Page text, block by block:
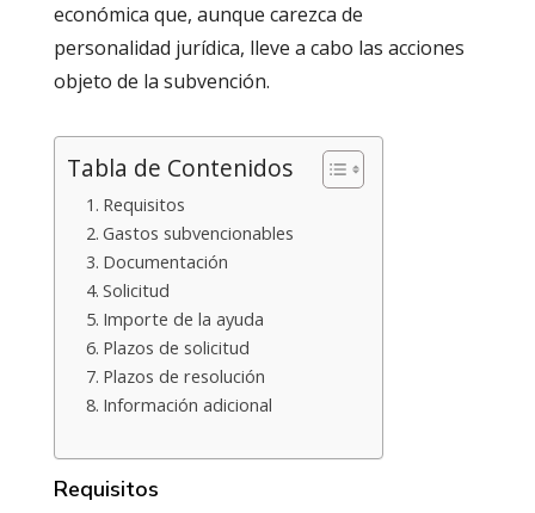
económica que, aunque carezca de
personalidad jurídica, lleve a cabo las acciones
objeto de la subvención.
Tabla de Contenidos
Requisitos
Gastos subvencionables
Documentación
Solicitud
Importe de la ayuda
Plazos de solicitud
Plazos de resolución
Información adicional
Requisitos